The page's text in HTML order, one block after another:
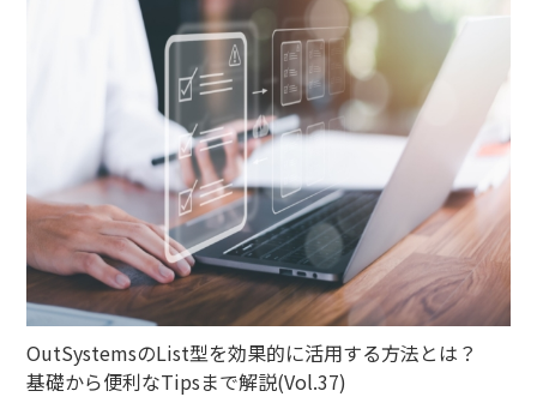
OutSystemsのList型を効果的に活用する方法とは？
基礎から便利なTipsまで解説(Vol.37)